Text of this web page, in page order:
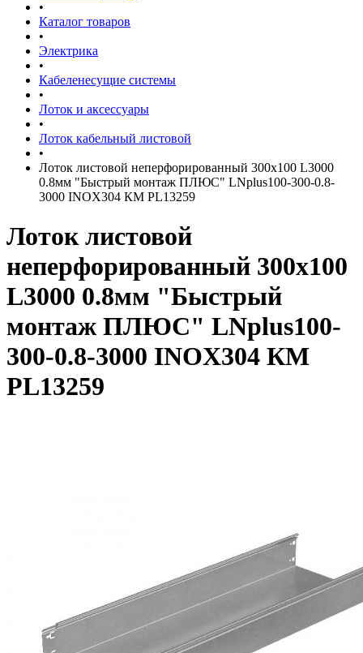
•
Каталог товаров
•
Электрика
•
Кабеленесущие системы
•
Лоток и аксессуары
•
Лоток кабельный листовой
•
Лоток листовой неперфорированный 300х100 L3000
0.8мм "Быстрый монтаж ПЛЮС" LNplus100-300-0.8-
3000 INOX304 КМ PL13259
Лоток листовой
неперфорированный 300х100
L3000 0.8мм "Быстрый
монтаж ПЛЮС" LNplus100-
300-0.8-3000 INOX304 КМ
PL13259